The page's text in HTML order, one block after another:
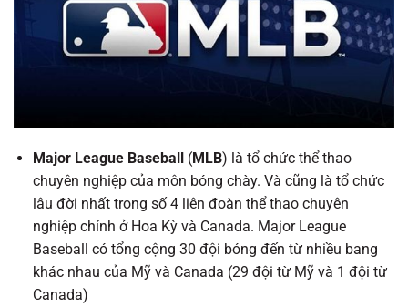
Major League Baseball (MLB) là tổ chức thể thao
chuyên nghiệp của môn bóng chày. Và cũng là tổ chức
lâu đời nhất trong số 4 liên đoàn thể thao chuyên
nghiệp chính ở Hoa Kỳ và Canada. Major League
Baseball có tổng cộng 30 đội bóng đến từ nhiều bang
khác nhau của Mỹ và Canada (29 đội từ Mỹ và 1 đội từ
Canada)